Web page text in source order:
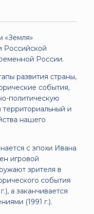
«Земля»
Российской
России.
развития страны,
события,
политическую
территориальный и
нашего
с эпохи Ивана
игровой
зрителя в
события
а заканчивается
(1991 г.).